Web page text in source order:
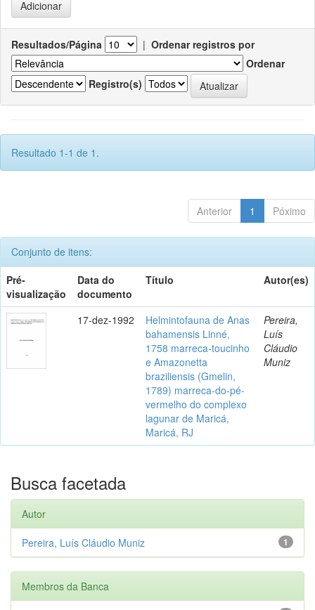
Resultados/Página | Ordenar registros por
Ordenar
Registro(s)
Resultado 1-1 de 1.
Anterior 1 Póximo
Conjunto de itens:
Pré-
visualização
Data do
documento
Título Autor(es)
17-dez-1992
Helmintofauna de Anas
bahamensis Linné,
1758 marreca-toucinho
e Amazonetta
braziliensis (Gmelin,
1789) marreca-do-pé-
vermelho do complexo
lagunar de Maricá,
Maricá, RJ
Pereira,
Luís
Cláudio
Muniz
Busca facetada
Autor
1
Pereira, Luís Cláudio Muniz
Membros da Banca